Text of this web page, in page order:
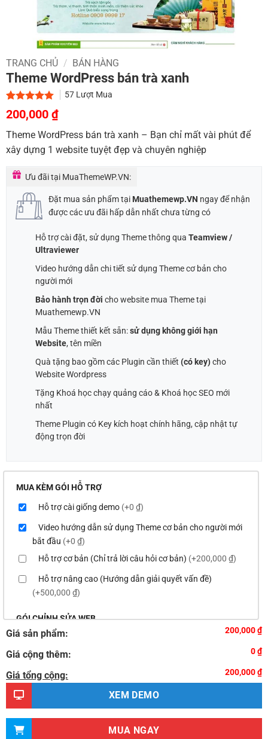
TRANG CHỦ / BÁN HÀNG
Theme WordPress bán trà xanh
5.00trên 5
dựa trên
1
57Lượt Mua
Giá
gốc
là:
1,000,000 ₫.
200,000 ₫Giá
hiện
tại
200,000 ₫.
Theme WordPress bán trà xanh – Bạn chỉ mất vài phút để
xây dựng 1 website tuyệt đẹp và chuyên nghiệp
Ưu đãi tại MuaThemeWP.VN:
Đặt mua sản phẩm tại Muathemewp.VN ngay để nhận
được các ưu đãi hấp dẫn nhất chưa từng có
Hỗ trợ cài đặt, sử dụng Theme thông qua Teamview /
Ultraviewer
Video hướng dẫn chi tiết sử dụng Theme cơ bản cho
người mới
Bảo hành trọn đời cho website mua Theme tại
Muathemewp.VN
Mẫu Theme thiết kết sẵn:sử dụng không giới hạn
Website, tên miền
Quà tặng bao gồm các Plugin cần thiết (có key)cho
Website Wordpress
Tặng Khoá học chạy quảng cáo & Khoá học SEO mới
nhất
Theme Plugin có Key kích hoạt chính hãng, cập nhật tự
động trọn đời
MUA KÈM GÓI HỖ TRỢ
Hỗ trợ cài giống demo (+0 ₫)
Video hướng dẫn sử dụng Theme cơ bản cho người mới
bắt đầu (+0 ₫)
Hỗ trợ cơ bản (Chỉ trả lời câu hỏi cơ bản) (+200,000 ₫)
Hỗ trợ nâng cao (Hướng dẫn giải quyết vấn đề)
(+500,000 ₫)
GÓI CHỈNH SỬA WEB
Thay logo & thông tin doanh nghiệp
Đổi màu chủ đạo của theme theo tông màu của logo
(+200,000 ₫)
Sửa danh mục và sắp xếp lại thanh menu chuẩn
Thay đổi bố cục trang chủ (đơn giản)(+500,000 ₫)
Giá sản phẩm: 200,000 ₫
Giá cộng thêm: 0 ₫
Giá tổng cộng: 200,000 ₫
XEM DEMO
MUA NGAY